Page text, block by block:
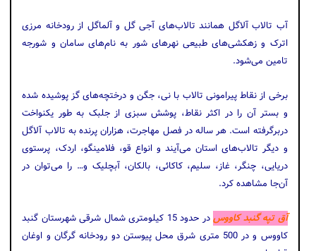
آب تالاب آلاگل همانند تالاب‌های آجی ‌گل و آلماگل از رودخانه مرزی
اترک و زهکشی‌های طبیعی نهرهای شور به نام‌های سامان و شورجه
تامین می‌شود.
برخی از نقاط پیرامونی تالاب با نی، جگن و درختچه‌های گز پوشیده شده
و بستر آن را در اکثر نقاط، پوشش سبزی از جلبک به طور یکنواخت
دربرگرفته است. هر ساله در فصل مهاجرت، هزاران پرنده به تالاب آلاگل
و دیگر تالاب‌های استان می‌آیند و انواع قو، فلامینگو، اردک، پرستوی
دریایی، چنگر، غاز، سلیم، کاکائی، بالکان، آبچلیک و… را می‌توان در
آن‌جا مشاهده کرد.
آق تپه گنبد کاووس
در حدود 15 کیلومتری شمال شرقی شهرستان گنبد
کاووس و در 500 متری شرق محل پیوستن دو رودخانه گرگان و اوغان